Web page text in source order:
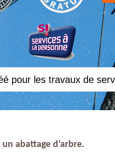
pour les travaux de
abattage d’arbre.